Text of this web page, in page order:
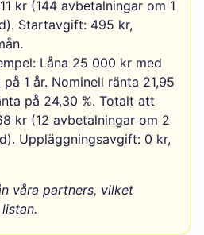
kr (144 avbetalningar om 1
Startavgift: 495 kr,
Låna 25 000 kr med
1 år. Nominell ränta 21,95
på 24,30 %. Totalt att
kr (12 avbetalningar om 2
Uppläggningsavgift: 0 kr,
våra partners, vilket